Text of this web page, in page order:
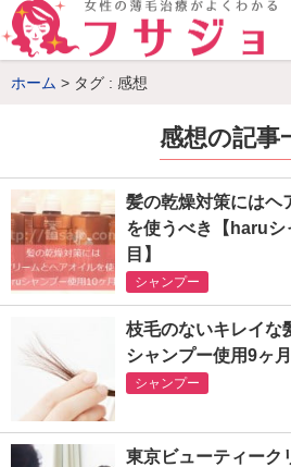
ホーム タグ : 感想
感想の記事
髪の乾燥対策にはヘ
を使うべき【haruシ
目】
シャンプー
枝毛のないキレイな
シャンプー使用9ヶ月
シャンプー
東京ビューティーク